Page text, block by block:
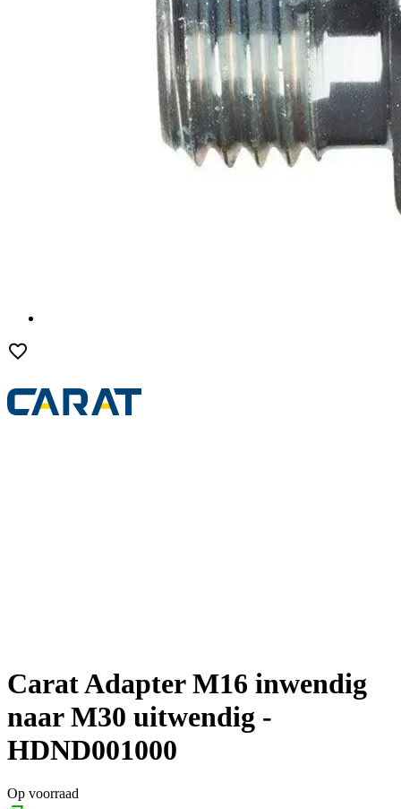
Carat Adapter M16 inwendig
naar M30 uitwendig -
HDND001000
Op voorraad